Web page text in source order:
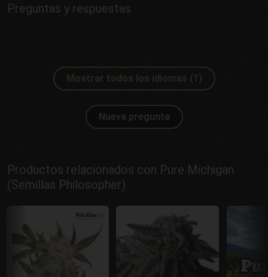
Preguntas y respuestas
Mostrar todos los idiomas (1)
Nueva pregunta
Productos relacionados con Pure Michigan
(Semillas Philosopher)